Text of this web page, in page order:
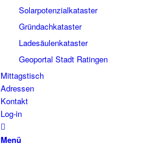
Solarpotenzialkataster
Gründachkataster
Ladesäulenkataster
Geoportal Stadt Ratingen
Mittagstisch
Adressen
Kontakt
Log-in
Menü